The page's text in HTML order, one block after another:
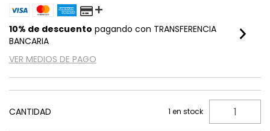
10% de descuento pagando con TRANSFERENCIA
BANCARIA
VER MEDIOS DE PAGO
CANTIDAD 1 en stock